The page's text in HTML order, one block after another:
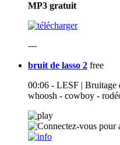
MP3 gratuit
---
bruit de lasso 2 free
00:06 - LESF | Bruitage
whoosh - cowboy -